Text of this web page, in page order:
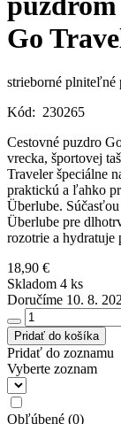
Go
strieborné plniteľné
Kód: 230265
Cestovné puzdro
vrecka, športovej
Traveler špeciálne
praktickú a ľahko
Überlube.
Überlube pre
rozotrie a hydratuje
18,90 €
Skladom 4 ks
Doručíme 10. 8.
Pridať do košíka
Pridať do zoznamu
Vyberte zoznam
Obľúbené (0)